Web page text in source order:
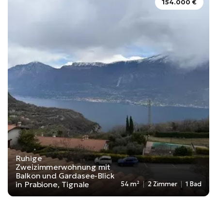
154.000 €
Ruhige
Zweizimmerwohnung mit
Balkon und Gardasee-Blick
in Prabione, Tignale
54 m² 2 Zimmer 1 Bad